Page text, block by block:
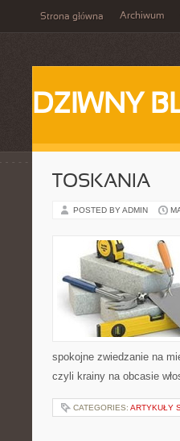
Strona główna Archiwum
DZIWNY
TOSKANIA
POSTED BY ADMIN
spokojne zwiedzanie na
czyli krainy na obcasie
CATEGORIES: ARTYKUŁY